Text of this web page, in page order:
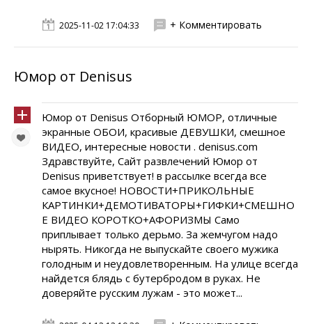
2025-11-02 17:04:33 + Комментировать
Юмор от Denisus
Юмор от Denisus Отборный ЮМОР, отличные
экранные ОБОИ, красивые ДЕВУШКИ, смешное
ВИДЕО, интересные новости . denisus.com
Здравствуйте, Сайт развлечений Юмор от
Denisus приветствует! в рассылке всегда все
самое вкусное! НОВОСТИ+ПРИКОЛЬНЫЕ
КАРТИНКИ+ДЕМОТИВАТОРЫ+ГИФКИ+СМЕШНО
Е ВИДЕО КОРОТКО+АФОРИЗМЫ Само
приплывает только дерьмо. За жемчугом надо
нырять. Никогда не выпускайте своего мужика
голодным и неудовлетворенным. На улице всегда
найдется блядь с бутербродом в руках. Hе
довеpяйте русским лужам - это может...